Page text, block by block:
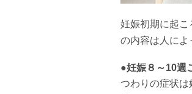
妊娠初期に起
の内容は人によ
●妊娠８～10週
つわりの症状は